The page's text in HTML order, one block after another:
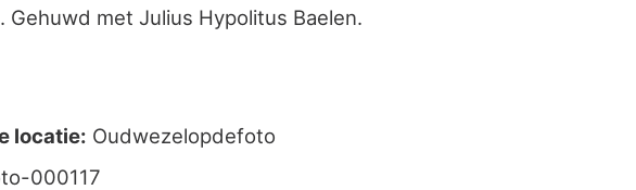
Gehuwd met Julius Hypolitus Baelen.
locatie: Oudwezelopdefoto
000117